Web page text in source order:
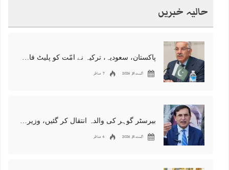
حالیہ خبریں
اگست 8, 2026 7 مناظر
اگست 8, 2026 6 مناظر